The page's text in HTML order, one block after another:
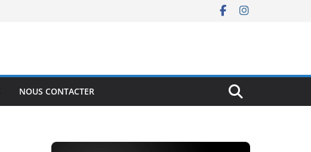
NOUS CONTACTER